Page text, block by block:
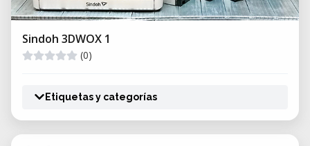
Sindoh 3DWOX 1
(0)
Etiquetas y categorías